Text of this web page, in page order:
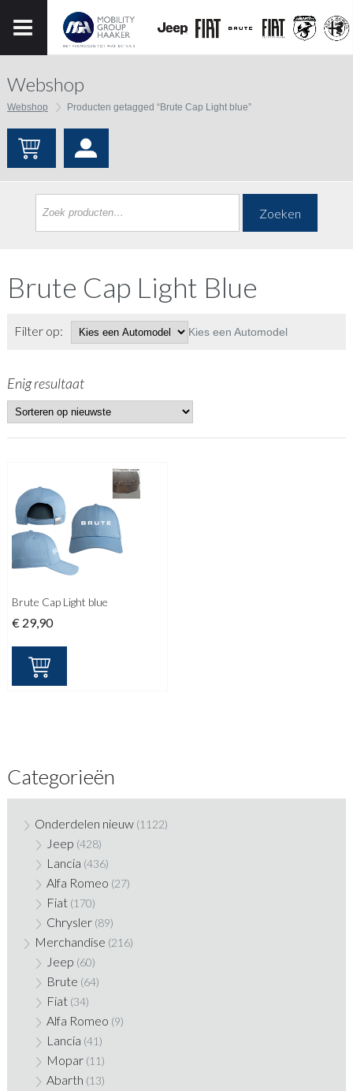
Webshop
Webshop Producten getagged “Brute Cap Light blue”
Zoeken
Brute Cap Light Blue
Filter op: Kies een Automodel
Enig resultaat
Brute Cap Light blue
€ 29,90
Categorieën
Onderdelen nieuw (1122)
Jeep (428)
Lancia (436)
Alfa Romeo (27)
Fiat (170)
Chrysler (89)
Merchandise (216)
Jeep (60)
Brute (64)
Fiat (34)
Alfa Romeo (9)
Lancia (41)
Mopar (11)
Abarth (13)